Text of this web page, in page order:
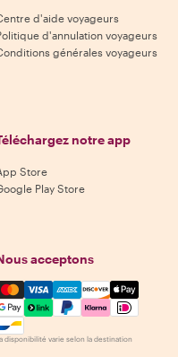
d'aide voyageurs
d'annulation voyageurs
générales voyageurs
notre app
Store
Play Store
acceptons
Visa, Amex,
disponibilité varie selon la destination